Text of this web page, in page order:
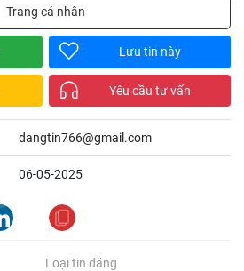
Trang cá nhân
Lưu tin này
Yêu cầu tư vấn
dangtin766@gmail.com
06-05-2025
Loại tin đăng